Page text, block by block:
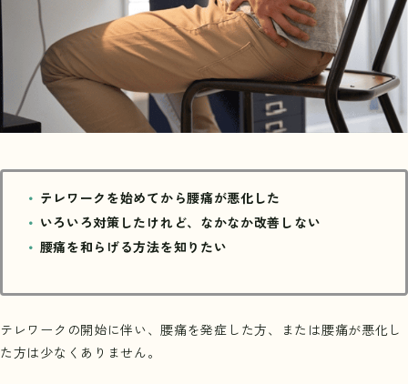
テレワークを始めてから腰痛が悪化した
いろいろ対策したけれど、なかなか改善しない
腰痛を和らげる方法を知りたい
テレワークの開始に伴い、腰痛を発症した方、または腰痛が悪化し
た方は少なくありません。